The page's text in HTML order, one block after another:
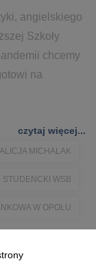
angielskiego
Szkoły
chcemy
na
czytaj więcej...
ALICJA MICHALAK
STUDENCKI WSB
W OPOLU